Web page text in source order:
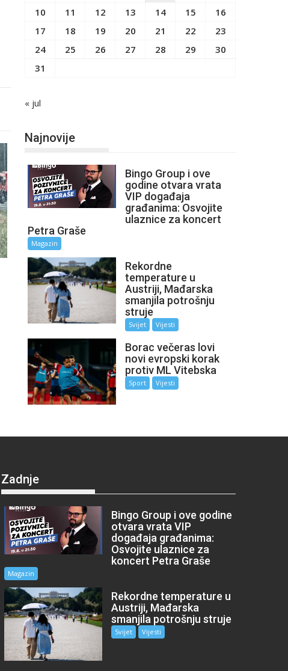
10
11 12 13 14 15
16
17
18 19 20 21 22
23
24
25 26 27 28 29
30
31
« jul
Najnovije
Bingo Group i ove
godine otvara vrata
VIP događaja
građanima: Osvojite
ulaznice za koncert
Petra Graše
Magazin
Rekordne
temperature u
Austriji, Mađarska
smanjila potrošnju
struje
Svijet Vijesti
Borac večeras lovi
novi evropski korak
protiv ML Vitebska
Sport Vijesti
Zadnje
Bingo Group i ove godine
otvara vrata VIP
događaja građanima:
Osvojite ulaznice za
koncert Petra Graše
Magazin
Rekordne temperature u
Austriji, Mađarska
smanjila potrošnju struje
Svijet Vijesti